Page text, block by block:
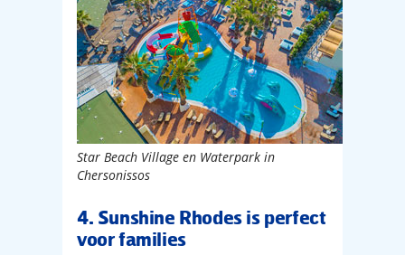
Star Beach Village en Waterpark in
Chersonissos
4. Sunshine Rhodes is perfect
voor families